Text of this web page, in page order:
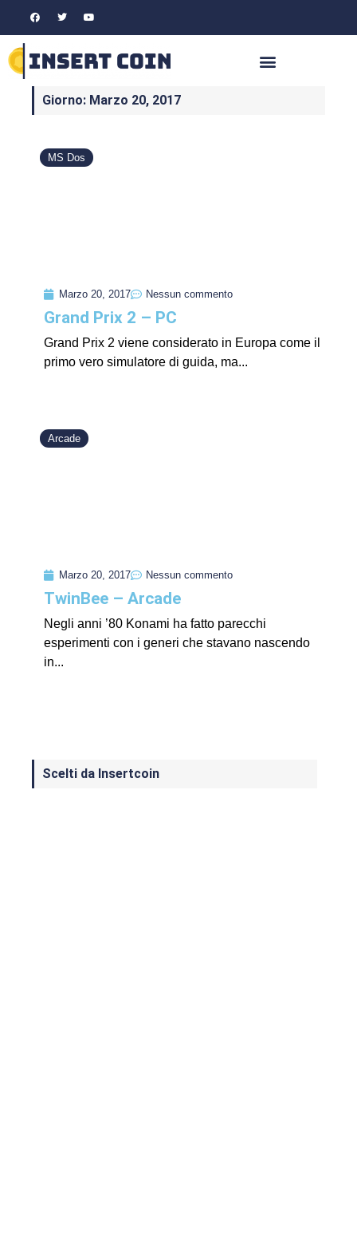
Giorno: Marzo 20, 2017
MS Dos
Marzo 20, 2017 Nessun commento
Grand Prix 2 – PC
Grand Prix 2 viene considerato in Europa come il
primo vero simulatore di guida, ma...
Arcade
Marzo 20, 2017 Nessun commento
TwinBee – Arcade
Negli anni ’80 Konami ha fatto parecchi
esperimenti con i generi che stavano nascendo
in...
Scelti da Insertcoin